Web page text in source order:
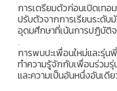
การเตรียมตัวก่อนเปิดเทอ
ปรับตัวจากการเรียนระดับ
อุดมศึกษาที่เน้นการปฏิบัติ
.
การพบปะเพื่อนใหม่และรุ่
ทำความรู้จักกับเพื่อนร่วม
และความเป็นอันหนึ่งอันเดี